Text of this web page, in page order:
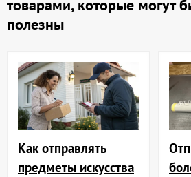
товарами, которые могут
полезны
Как отправлять
предметы искусства